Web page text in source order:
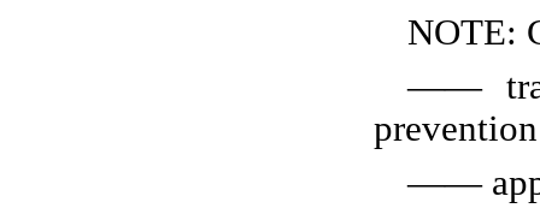
NOTE:
——
——